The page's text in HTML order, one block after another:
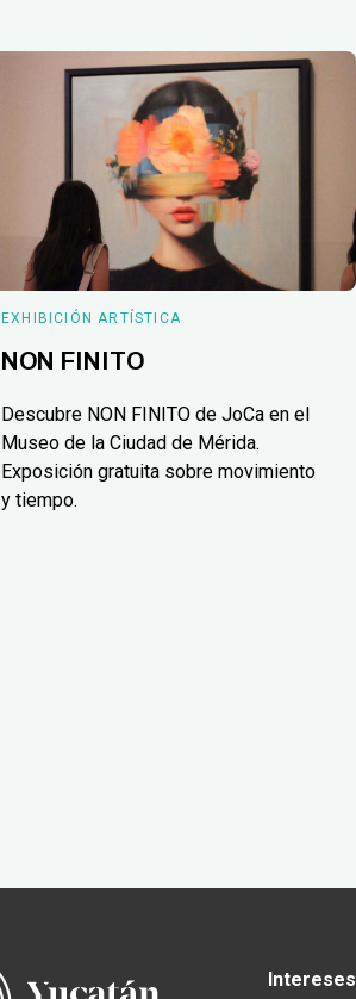
EXHIBICIÓN ARTÍSTICA
NON FINITO
Descubre NON FINITO de JoCa en el
Museo de la Ciudad de Mérida.
Exposición gratuita sobre movimiento
y tiempo.
Intereses